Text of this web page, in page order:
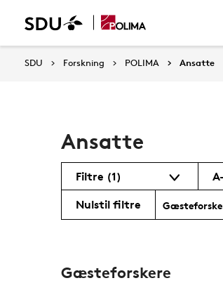
SDU Forskning POLIMA Ansatte
Ansatte
Filtre (1)
Nulstil filtre
Gæsteforskere